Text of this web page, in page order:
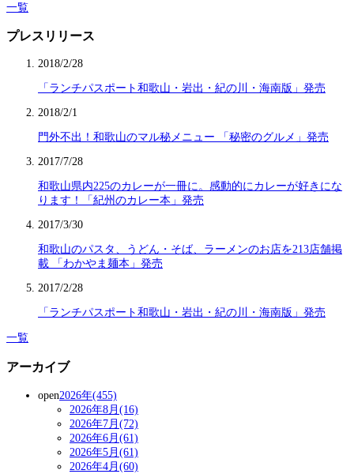
一覧
プレスリリース
2018/2/28
「ランチパスポート和歌山・岩出・紀の川・海南版」発売
2018/2/1
門外不出！和歌山のマル秘メニュー 「秘密のグルメ」発売
2017/7/28
和歌山県内225のカレーが一冊に。感動的にカレーが好きにな
ります！「紀州のカレー本」発売
2017/3/30
和歌山のパスタ、うどん・そば、ラーメンのお店を213店舗掲
載 「わかやま麺本」発売
2017/2/28
「ランチパスポート和歌山・岩出・紀の川・海南版」発売
一覧
アーカイブ
open2026年(455)
2026年8月(16)
2026年7月(72)
2026年6月(61)
2026年5月(61)
2026年4月(60)